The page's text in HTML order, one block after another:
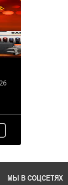
МЫ В СОЦСЕТЯХ